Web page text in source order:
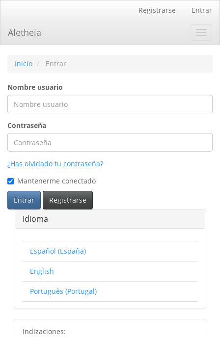
principal
Barra
Registrarse Entrar
Aletheia
Inicio Entrar
Nombre usuario
Contraseña
¿Has olvidado tu contraseña?
Mantenerme conectado
Entrar Registrarse
Idioma
Español (España)
English
Português (Portugal)
basesdedatos
Indizaciones: